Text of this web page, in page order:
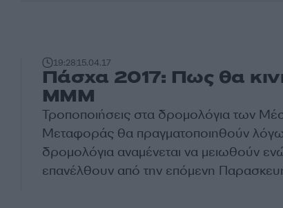
19:2815.04.17
Πάσχα 2017: Πως θα
ΜΜΜ
Τροποποιήσεις στα δρομολόγια των
Μεταφοράς θα πραγματοποιηθούν
δρομολόγια αναμένεται να μειωθούν
επανέλθουν από την επόμενη